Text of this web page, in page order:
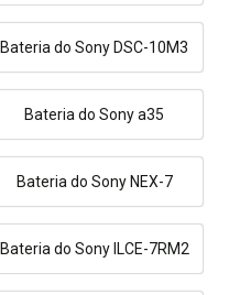
Bateria do Sony DSC-10M3
Bateria do Sony a35
Bateria do Sony NEX-7
Bateria do Sony ILCE-7RM2